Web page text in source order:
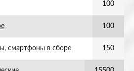
100
100
смартфоны в сборе 150